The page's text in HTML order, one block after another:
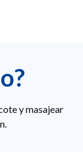
y masajear